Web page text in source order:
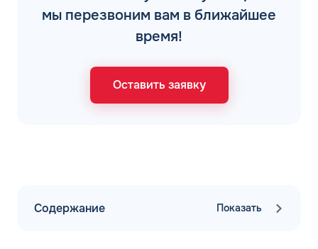
мы перезвоним вам в ближайшее
время!
Оставить заявку
Содержание Показать